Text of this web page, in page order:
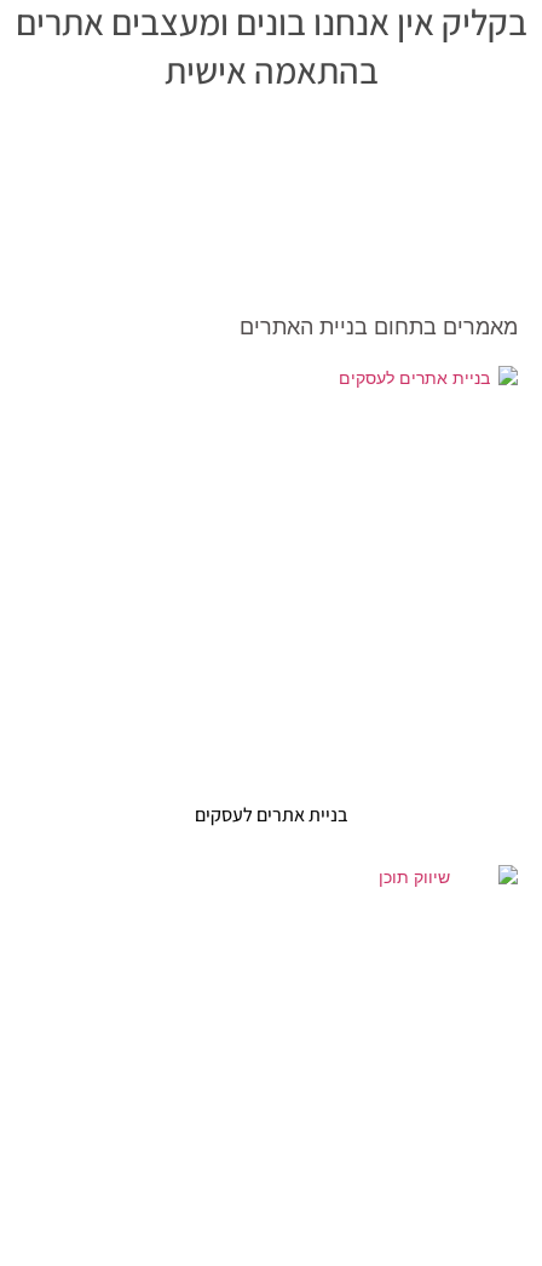
בקליק אין אנחנו בונים ומעצבים אתרים
בהתאמה אישית
מאמרים בתחום בניית האתרים
בניית אתרים לעסקים